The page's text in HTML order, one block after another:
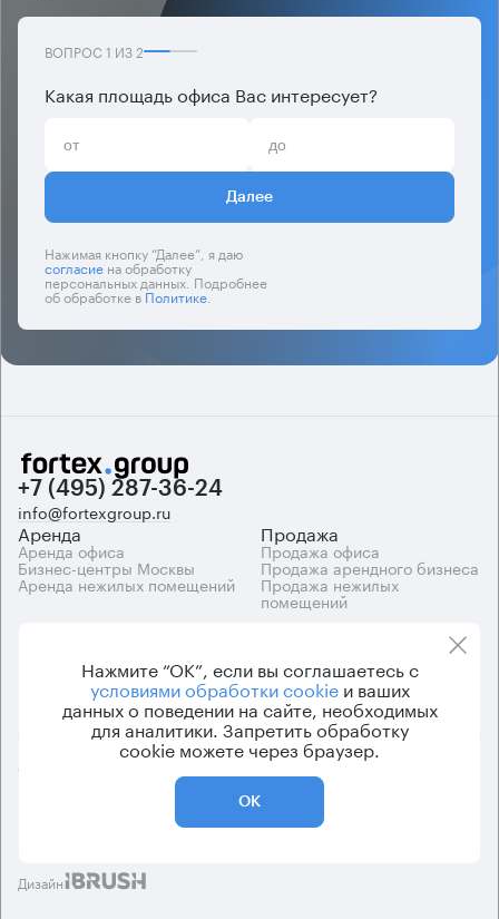
ВОПРОС 1 ИЗ2
Какая площадь офиса Вас интересует?
Далее
Нажимая кнопку “Далее”, я даю
согласиена обработку
персональных данных. Подробнее
об обработке вПолитике.
+7 (495) 287-36-24
info@fortexgroup.ru
Аренда
Аренда офиса
Бизнес-центры Москвы
Аренда нежилых помещений
Продажа
Продажа офиса
Продажа арендного бизнеса
Продажа нежилых
помещений
Каталог бизнес-центров О компании
Вакансии
Контакты
© 2026 Fortex.Group. ООО «АРЕНДА ОФИСА», ОГРН 1177746948686,
Политика конфиденциальности
Дизайн
Нажмите “ОК”, если вы соглашаетесь с
условиями обработки cookieи ваших
данных о поведении на сайте, необходимых
для аналитики. Запретить обработку
cookie можете через браузер.
ОК